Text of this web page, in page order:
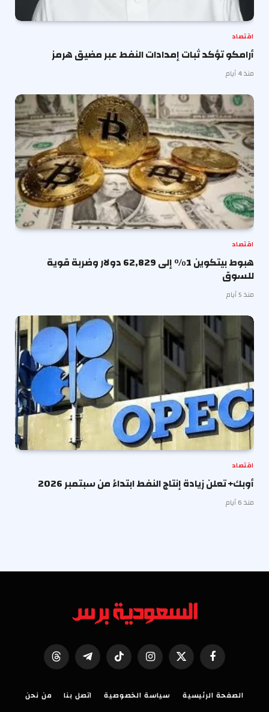
اقتصاد
أرامكو تؤكد ثبات إمدادات النفط عبر مضيق هرمز
منذ 4 أيام
اقتصاد
هبوط بيتكوين 1% إلى 62,829 دولار وضربة قوية
للسوق
منذ 5 أيام
اقتصاد
أوبك+ تعلن زيادة إنتاج النفط ابتداءً من سبتمبر 2026
منذ 6 أيام
فيسبوكX
(Twitter)
الانستغرامتيكتوك تيلقرام Threads
الصفحة الرئيسية سياسة الخصوصية اتصل بنا من نحن